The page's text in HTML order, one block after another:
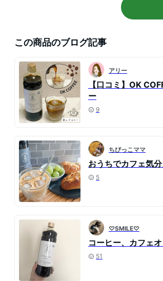
この商品のブログ記事
アリー
【口コミ】OK
ー
9
ちびっこママ
おうちでカフェ気
5
♡SMILE♡
コーヒー、カフェ
51